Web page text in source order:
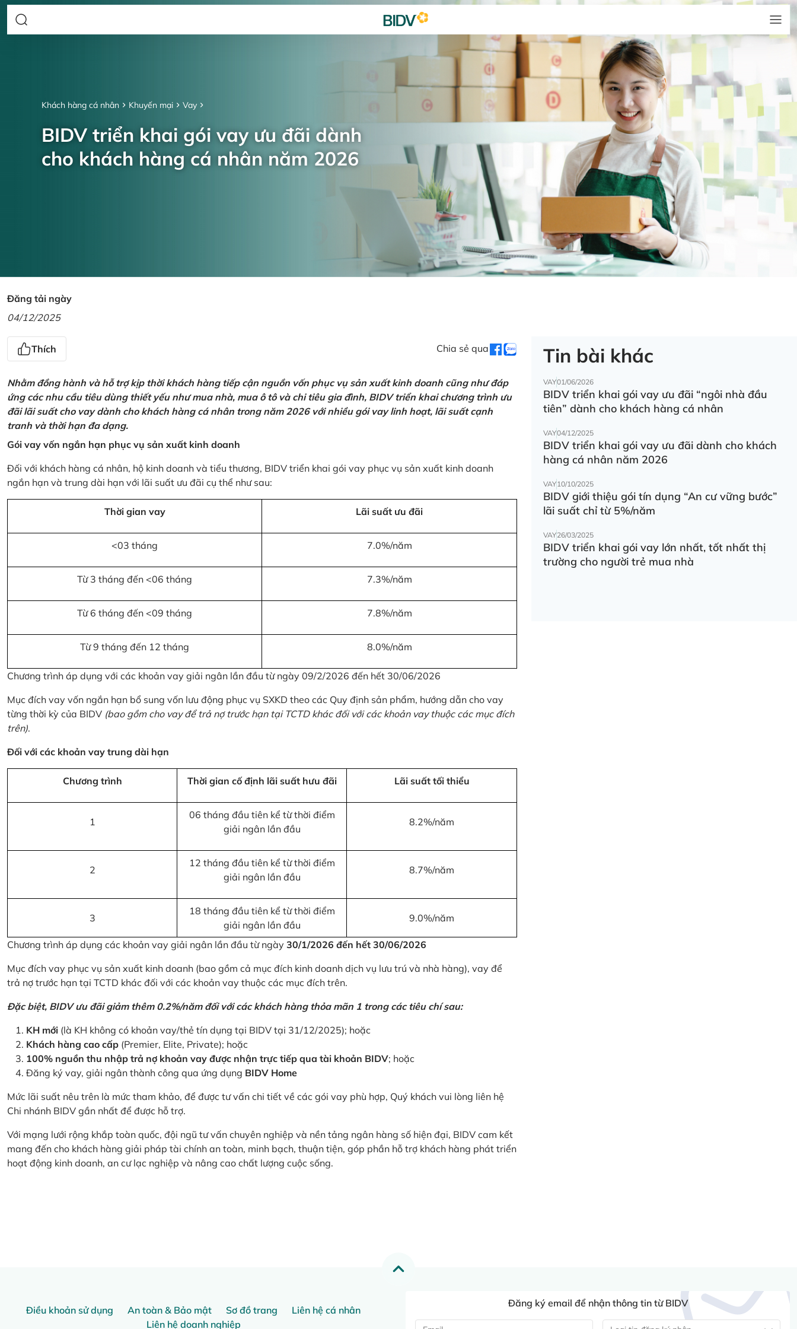
Khách hàng cá nhân Khuyến mại Vay
BIDV triển khai gói vay ưu đãi dành
cho khách hàng cá nhân năm 2026
Đăng tải ngày
04/12/2025
Thích Chia sẻ qua
Nhằm đồng hành và hỗ trợ kịp thời khách hàng tiếp cận nguồn vốn phục vụ sản xuất kinh doanh cũng như đáp
ứng các nhu cầu tiêu dùng thiết yếu như mua nhà, mua ô tô và chi tiêu gia đình, BIDV triển khai chương trình ưu
đãi lãi suất cho vay dành cho khách hàng cá nhân trong năm 2026 với nhiều gói vay linh hoạt, lãi suất cạnh
tranh và thời hạn đa dạng.
Gói vay vốn ngắn hạn phục vụ sản xuất kinh doanh
Đối với khách hàng cá nhân, hộ kinh doanh và tiểu thương, BIDV triển khai gói vay phục vụ sản xuất kinh doanh
ngắn hạn và trung dài hạn với lãi suất ưu đãi cụ thể như sau:
Thời gian vay Lãi suất ưu đãi
<03 tháng 7.0%/năm
Từ 3 tháng đến <06 tháng 7.3%/năm
Từ 6 tháng đến <09 tháng 7.8%/năm
Từ 9 tháng đến 12 tháng 8.0%/năm
Chương trình áp dụng với các khoản vay giải ngân lần đầu từ ngày 09/2/2026 đến hết 30/06/2026
Mục đích vay vốn ngắn hạn bổ sung vốn lưu động phục vụ SXKD theo các Quy định sản phẩm, hướng dẫn cho vay
từng thời kỳ của BIDV (bao gồm cho vay để trả nợ trước hạn tại TCTD khác đối với các khoản vay thuộc các mục đích
trên).
Đối với các khoản vay trung dài hạn
Chương trình Thời gian cố định lãi suất hưu đãi Lãi suất tối thiểu
1
06 tháng đầu tiên kể từ thời điểm
giải ngân lần đầu
8.2%/năm
2
12 tháng đầu tiên kể từ thời điểm
giải ngân lần đầu
8.7%/năm
3
18 tháng đầu tiên kể từ thời điểm
giải ngân lần đầu
9.0%/năm
Chương trình áp dụng các khoản vay giải ngân lần đầu từ ngày 30/1/2026 đến hết 30/06/2026
Mục đích vay phục vụ sản xuất kinh doanh (bao gồm cả mục đích kinh doanh dịch vụ lưu trú và nhà hàng), vay để
trả nợ trước hạn tại TCTD khác đối với các khoản vay thuộc các mục đích trên.
Đặc biệt, BIDV ưu đãi giảm thêm 0.2%/năm đối với các khách hàng thỏa mãn 1 trong các tiêu chí sau:
KH mới (là KH không có khoản vay/thẻ tín dụng tại BIDV tại 31/12/2025); hoặc
Khách hàng cao cấp (Premier, Elite, Private); hoặc
100% nguồn thu nhập trả nợ khoản vay được nhận trực tiếp qua tài khoản BIDV; hoặc
Đăng ký vay, giải ngân thành công qua ứng dụng BIDV Home
Mức lãi suất nêu trên là mức tham khảo, để được tư vấn chi tiết về các gói vay phù hợp, Quý khách vui lòng liên hệ
Chi nhánh BIDV gần nhất để được hỗ trợ.
Với mạng lưới rộng khắp toàn quốc, đội ngũ tư vấn chuyên nghiệp và nền tảng ngân hàng số hiện đại, BIDV cam kết
mang đến cho khách hàng giải pháp tài chính an toàn, minh bạch, thuận tiện, góp phần hỗ trợ khách hàng phát triển
hoạt động kinh doanh, an cư lạc nghiệp và nâng cao chất lượng cuộc sống.
Tin bài khác
VAY01/06/2026
BIDV triển khai gói vay ưu đãi “ngôi nhà đầu
tiên” dành cho khách hàng cá nhân
VAY04/12/2025
BIDV triển khai gói vay ưu đãi dành cho khách
hàng cá nhân năm 2026
VAY10/10/2025
BIDV giới thiệu gói tín dụng “An cư vững bước”
lãi suất chỉ từ 5%/năm
VAY26/03/2025
BIDV triển khai gói vay lớn nhất, tốt nhất thị
trường cho người trẻ mua nhà
Điều khoản sử dụng An toàn & Bảo mật Sơ đồ trang
Liên hệ cá nhân
Liên hệ doanh nghiệp
Đăng ký email để nhận thông tin từ BIDV